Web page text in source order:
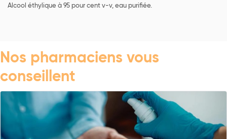
Alcool éthylique à 95 pour cent v-v, eau purifiée.
Nos pharmaciens vous
conseillent